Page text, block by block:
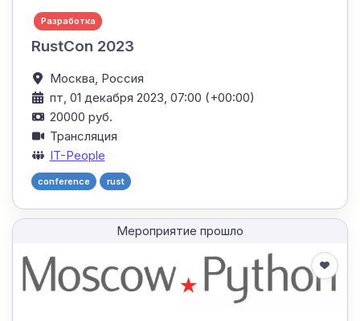
Разработка
RustCon 2023
Москва, Россия
пт, 01 декабря 2023, 07:00 (+00:00)
20000 руб.
Трансляция
IT-People
conference rust
Мероприятие прошло